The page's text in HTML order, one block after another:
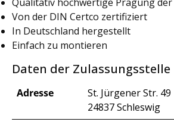
Von der DIN Certco zertifiziert
In Deutschland hergestellt
Einfach zu montieren
Daten der Zulassungsstelle
Adresse
St. Jürgener Str. 49
24837 Schleswig